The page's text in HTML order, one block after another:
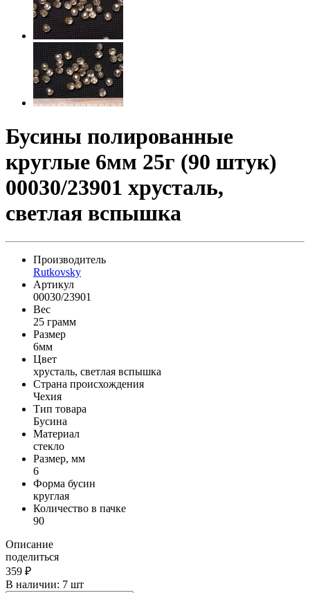
Бусины полированные
круглые 6мм 25г (90 штук)
00030/23901 хрусталь,
светлая вспышка
Производитель
Rutkovsky
Артикул
00030/23901
Вес
25 грамм
Размер
6мм
Цвет
хрусталь, светлая вспышка
Страна происхождения
Чехия
Тип товара
Бусина
Материал
стекло
Размер, мм
6
Форма бусин
круглая
Количество в пачке
90
Описание
поделиться
359 ₽
В наличии: 7 шт